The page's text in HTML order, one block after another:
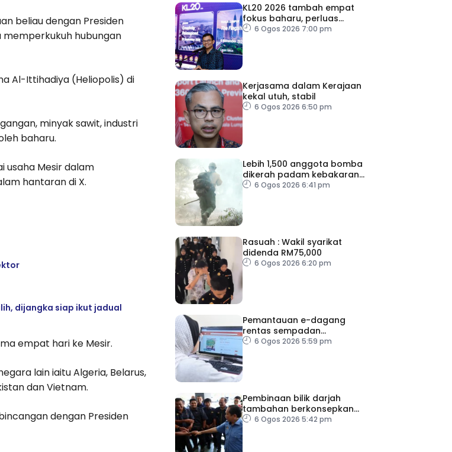
beliau dengan Presiden
hubungan
Al-Ittihadiya (Heliopolis) di
minyak sawit, industri
baharu.
usaha Mesir dalam
hantaran di X.
dijangka siap ikut jadual
empat hari ke Mesir.
lain iaitu Algeria, Belarus,
dan Vietnam.
dengan Presiden
KL20 2026 tambah empat
fokus baharu, perluas
tumpuan ke lapan sektor
6 Ogos 2026 7:00 pm
Kerjasama dalam Kerajaan
kekal utuh, stabil
6 Ogos 2026 6:50 pm
Lebih 1,500 anggota bomba
dikerah padam kebakaran
di Washington
6 Ogos 2026 6:41 pm
Rasuah : Wakil syarikat
didenda RM75,000
6 Ogos 2026 6:20 pm
Pemantauan e-dagang
rentas sempadan
diperketat, pastikan
6 Ogos 2026 5:59 pm
Pembinaan bilik darjah
tambahan berkonsepkan
MPS di sekolah terpilih,
6 Ogos 2026 5:42 pm